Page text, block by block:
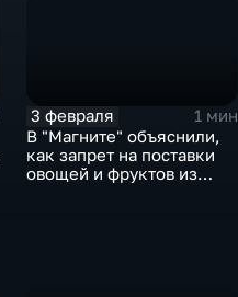
3 февраля
1 мин
В "Магните" объяснили,
как запрет на поставки
овощей и фруктов из